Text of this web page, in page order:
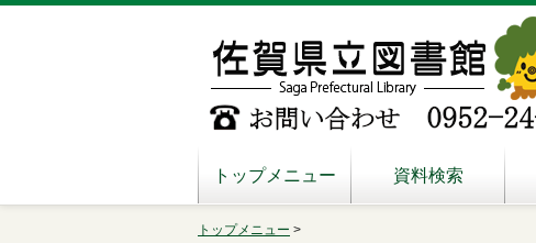
トップメニュー 資料検索
トップメニュー >